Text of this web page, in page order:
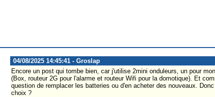
04/08/2025 14:45:41 - Groslap
Encore un post qui tombe bien, car j'utilise 2mini onduleurs, un pour
(Box, routeur 2G pour l'alarme et routeur Wifi pour la domotique). Et
question de remplacer les batteries ou d'en acheter des nouveaux.
choix ?